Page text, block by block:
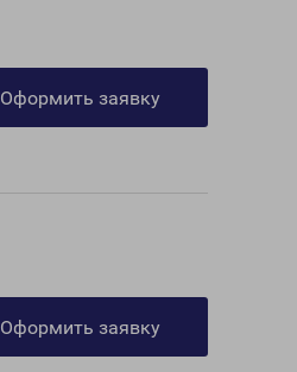
Оформить заявку
Оформить заявку